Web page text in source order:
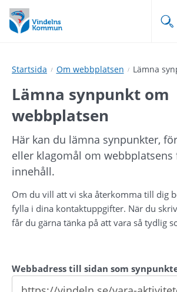
Hoppa
till
innehåll
Hoppa
till
undermeny
Startsida Om webbplatsen Lämna
Lämna synpunkt om
webbplatsen
Här kan du lämna synpunkter,
eller klagomål om
innehåll.
Om du vill att vi ska återkomma till dig
fylla i dina kontaktuppgifter. När du
får du gärna tänka på att vara så tydlig
Webbadress till sidan som